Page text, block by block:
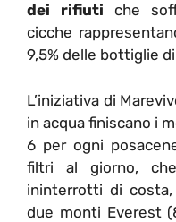
dei rifiuti che
cicche
9,5% delle bottiglie
L’iniziativa di
in acqua finiscano i
6 per ogni
filtri al giorno,
ininterrotti di costa,
due monti Everest